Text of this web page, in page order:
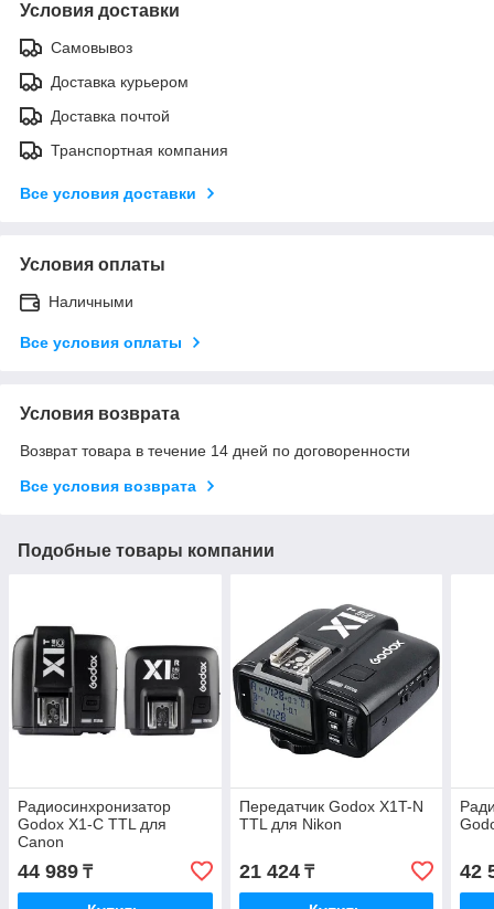
Условия доставки
Самовывоз
Доставка курьером
Доставка почтой
Транспортная компания
Все условия доставки
Условия оплаты
Наличными
Все условия оплаты
Условия возврата
Возврат товара в течение 14 дней по договоренности
Все условия возврата
Подобные товары компании
Радиосинхронизатор
Godox X1-C TTL для
Canon
44 989 ₸
Передатчик Godox X1T-N
TTL для Nikon
21 424₸ 42